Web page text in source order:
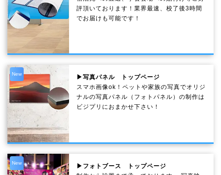
評頂いております！業界最速、校了後3時間
でお届けも可能です！
New
▶写真パネル トップページ
スマホ画像ok！ペットや家族の写真でオリジ
ナルの写真パネル（フォトパネル）の制作は
ビジプリにおまかせ下さい！
New
▶フォトブース トップページ